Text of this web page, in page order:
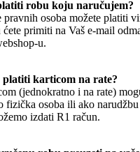
robu koju naručujem?
pravnih osoba možete platiti
primiti na Vaš e-mail
u.
karticom na rate?
(jednokratno i na rate)
fizička osoba ili ako
izdati R1 račun.